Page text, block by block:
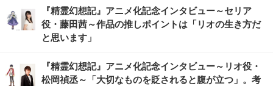
『精霊幻想記』アニメ化記念インタビュー～セリア
役・藤田茜～作品の推しポイントは「リオの生き方だ
と思います」
『精霊幻想記』アニメ化記念インタビュー～リオ役・
松岡禎丞～「大切なものを貶されると腹が立つ」。考